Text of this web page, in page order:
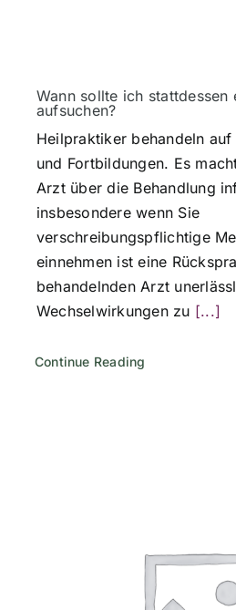
Wann sollte ich stattdessen
aufsuchen?
Heilpraktiker behandeln
und Fortbildungen. Es
Arzt über die Behandlung
insbesondere wenn Sie
verschreibungspflichtige
einnehmen ist eine
behandelnden Arzt
Wechselwirkungen zu [...]
Continue Reading